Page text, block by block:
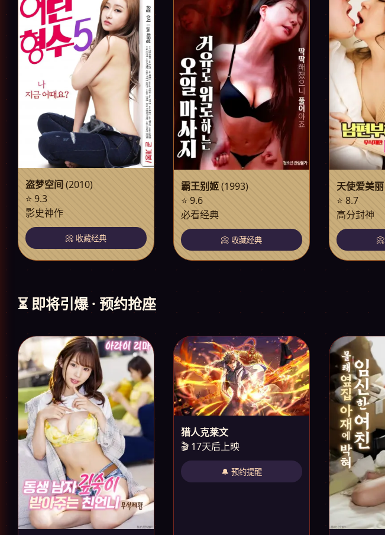
盗梦空间 (2010)
⭐ 9.3
影史神作
📀 收藏经典
霸王别姬(1993)
⭐ 9.6
必看经典
📀 收藏经典
天使爱美丽
⭐ 8.7
高分封神
⏳ 即将引爆 · 预约抢座
猎人克莱文
🎬 17天后上映
🔔 预约提醒